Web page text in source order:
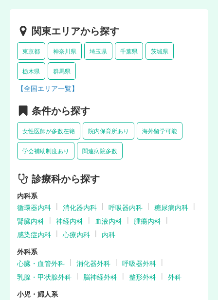
関東エリアから探す
東京都 神奈川県 埼玉県 千葉県 茨城県
栃木県 群馬県
【全国エリア一覧】
条件から探す
女性医師が多数在籍 院内保育所あり 海外留学可能
学会補助制度あり 関連病院多数
診療科から探す
内科系
循環器内科
消化器内科 呼吸器内科
糖尿病内科
腎臓内科
神経内科 血液内科
腫瘍内科
感染症内科
心療内科
内科
外科系
心臓・血管外科
消化器外科
呼吸器外科
乳腺・甲状腺外科
脳神経外科 整形外科
外科
小児・婦人系